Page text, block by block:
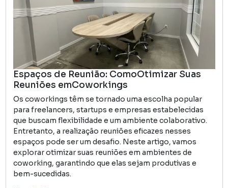
Espaços de Reunião: ComoOtimizar Suas
Reuniões emCoworkings
Os coworkings têm se tornado uma escolha popular
para freelancers, startups e empresas estabelecidas
que buscam flexibilidade e um ambiente colaborativo.
Entretanto, a realização reuniões eficazes nesses
espaços pode ser um desafio. Neste artigo, vamos
explorar otimizar suas reuniões em ambientes de
coworking, garantindo que elas sejam produtivas e
bem-sucedidas.